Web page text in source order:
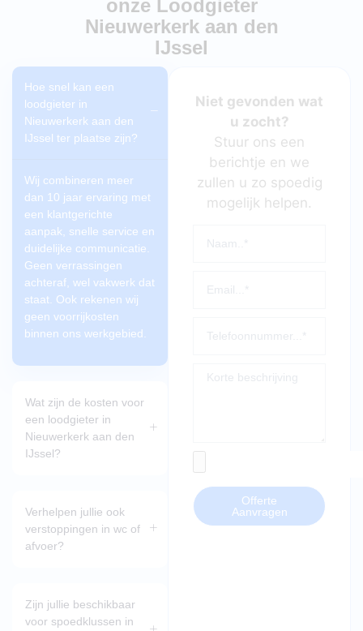
onze Loodgieter
Nieuwerkerk aan den
IJssel
Hoe snel kan een
loodgieter in
Nieuwerkerk aan den
IJssel ter plaatse zijn?
Wij combineren meer
dan 10 jaar ervaring met
een klantgerichte
aanpak, snelle service en
duidelijke communicatie.
Geen verrassingen
achteraf, wel vakwerk dat
staat. Ook rekenen wij
geen voorrijkosten
binnen ons werkgebied.
Wat zijn de kosten voor
een loodgieter in
Nieuwerkerk aan den
IJssel?
Verhelpen jullie ook
verstoppingen in wc of
afvoer?
Zijn jullie beschikbaar
voor spoedklussen in
Niet gevonden wat
u zocht?
Stuur ons een
berichtje en we
zullen u zo spoedig
mogelijk helpen.
Offerte
Aanvragen